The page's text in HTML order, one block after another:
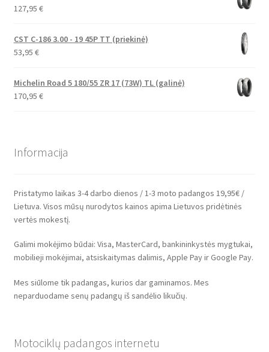
127,95 €
CST C-186 3.00 - 19 45P TT (priekinė)
53,95 €
Michelin Road 5 180/55 ZR 17 (73W) TL (galinė)
170,95 €
Informacija
Pristatymo laikas 3-4 darbo dienos / 1-3 moto padangos 19,95€ /
Lietuva. Visos mūsų nurodytos kainos apima Lietuvos pridėtinės
vertės mokestį.
Galimi mokėjimo būdai: Visa, MasterCard, bankininkystės mygtukai,
mobilieji mokėjimai, atsiskaitymas dalimis, Apple Pay ir Google Pay.
Mes siūlome tik padangas, kurios dar gaminamos. Mes
neparduodame senų padangų iš sandėlio likučių.
Motociklų padangos internetu